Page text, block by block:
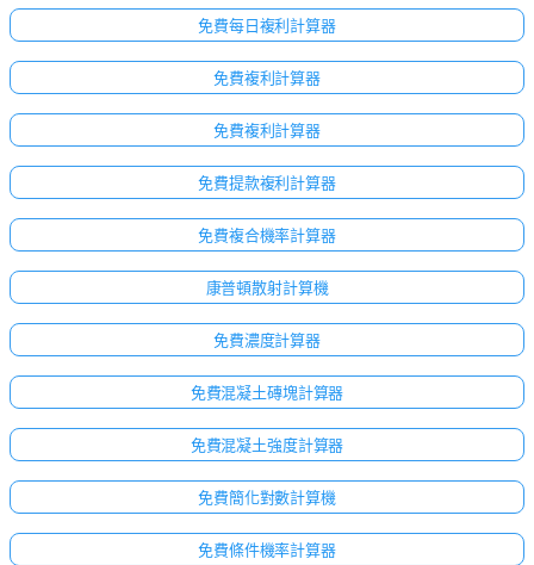
免費每日複利計算器
免費複利計算器
免費複利計算器
免費提款複利計算器
免費複合機率計算器
康普頓散射計算機
免費濃度計算器
免費混凝土磚塊計算器
免費混凝土強度計算器
免費簡化對數計算機
免費條件機率計算器